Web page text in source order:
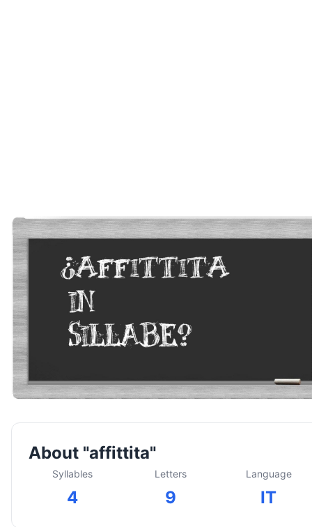
About "affittita"
Syllables
4
Letters
9
Language
IT